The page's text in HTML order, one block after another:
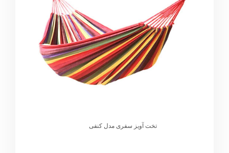
تخت آویز سفری مدل کنفی